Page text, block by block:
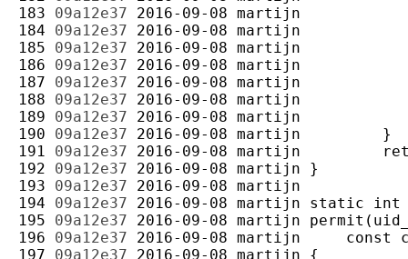
183 09a12e37 2016-09-08 martijn
184 09a12e37 2016-09-08 martijn
185 09a12e37 2016-09-08 martijn
186 09a12e37 2016-09-08 martijn
187 09a12e37 2016-09-08 martijn
188 09a12e37 2016-09-08 martijn
189 09a12e37 2016-09-08 martijn
190 09a12e37 2016-09-08 martijn
191 09a12e37 2016-09-08 martijn
192 09a12e37 2016-09-08 martijn
193 09a12e37 2016-09-08 martijn
194 09a12e37 2016-09-08 martijn
195 09a12e37 2016-09-08 martijn
196 09a12e37 2016-09-08 martijn
197 09a12e37 2016-09-08 martijn